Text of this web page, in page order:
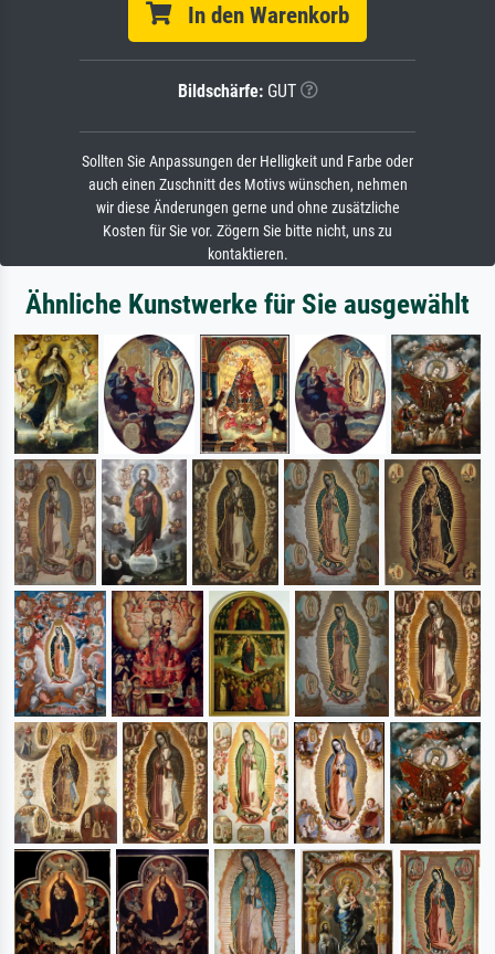
In den Warenkorb
Bildschärfe:GUT
Sollten Sie Anpassungen der Helligkeit und Farbe oder
auch einen Zuschnitt des Motivs wünschen, nehmen
wir diese Änderungen gerne und ohne zusätzliche
Kosten für Sie vor. Zögern Sie bitte nicht, uns zu
kontaktieren.
Ähnliche Kunstwerke für Sie ausgewählt